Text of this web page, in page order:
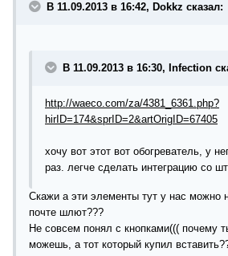
В 11.09.2013 в 16:42, Dokkz сказал:
В 11.09.2013 в 16:30, Infection
http://waeco.com/za/4381_6361.php?
hirID=174&sprID=2&artOrigID=67405
хочу вот этот вот обогреватель, у
раз. легче сделать интеграцию со
Скажи а эти элементы тут у нас можно
почте шлют???
Не совсем понял с кнопками((( почему
можешь, а тот который купил